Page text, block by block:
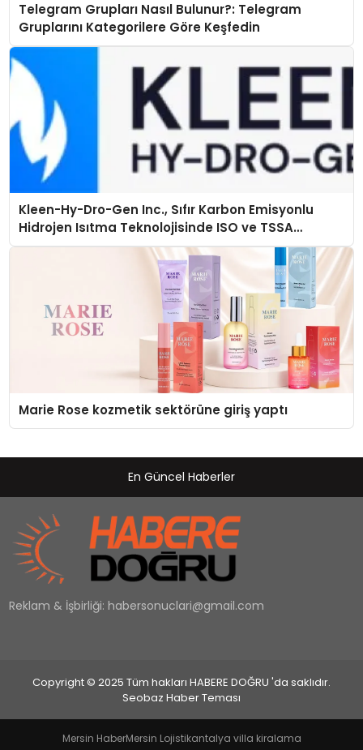
Telegram Grupları Nasıl Bulunur?: Telegram
Gruplarını Kategorilere Göre Keşfedin
Kleen-Hy-Dro-Gen Inc., Sıfır Karbon Emisyonlu
Hidrojen Isıtma Teknolojisinde ISO ve TSSA
Düzenleyici Onaylarını Aldı
Marie Rose kozmetik sektörüne giriş yaptı
En Güncel Haberler
Reklam & İşbirliği: habersonuclari@gmail.com
Copyright © 2025 Tüm hakları HABERE DOĞRU 'da saklıdır.
Seobaz Haber Teması
Mersin HaberMersin Lojistikantalya villa kiralama